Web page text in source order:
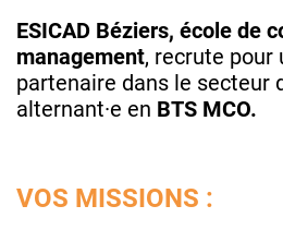
ESICAD Béziers, école de
management, recrute pour
partenaire dans le secteur
alternant·e en BTS MCO.
VOS MISSIONS :